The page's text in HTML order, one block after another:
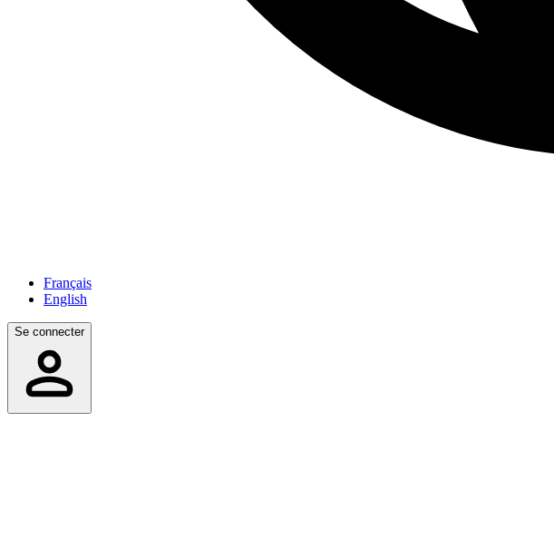
Français
English
Se connecter